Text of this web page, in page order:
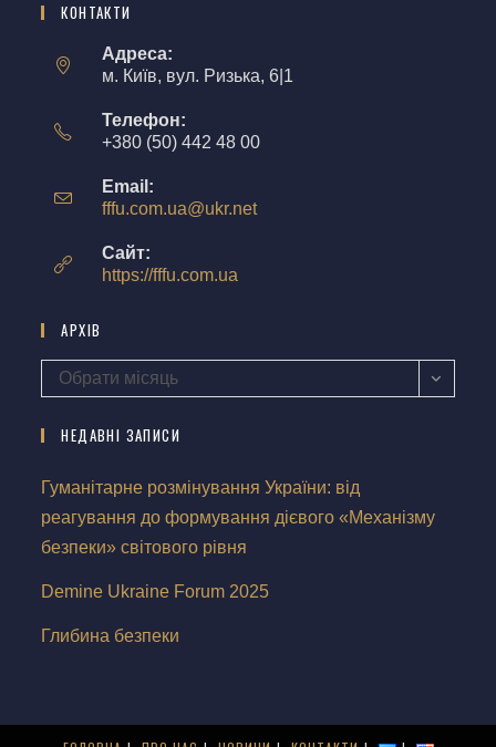
КОНТАКТИ
Адреса:
м. Київ, вул. Ризька, 6|1
Телефон:
+380 (50) 442 48 00
Email:
fffu.com.ua@ukr.net
Сайт:
https://fffu.com.ua
АРХІВ
Обрати місяць
НЕДАВНІ ЗАПИСИ
Гуманітарне розмінування України: від
реагування до формування дієвого «Механізму
безпеки» світового рівня
Demine Ukraine Forum 2025
Глибина безпеки